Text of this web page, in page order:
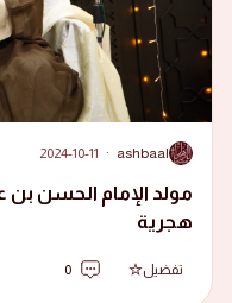
A
ashbaal
·
2024-10-11
هجرية
تفضيل 0